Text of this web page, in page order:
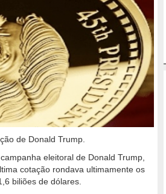
de Donald Trump.
eleitoral de Donald Trump,
cotação rondava ultimamente os
biliões de dólares.